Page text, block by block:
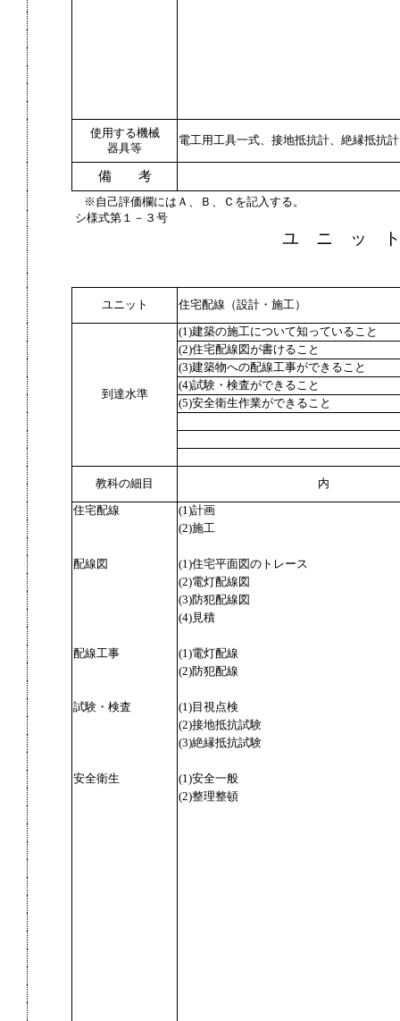
使用する機械
器具等
電工用工具一式、接地抵抗計、絶縁抵抗計
備 考
※自己評価欄にはＡ、Ｂ、Ｃを記入する。
シ様式第１－３号
ユ ニ ッ
ユニット 住宅配線（設計・施工）
到達水準
(1)建築の施工について知っていること
(2)住宅配線図が書けること
(3)建築物への配線工事ができること
(4)試験・検査ができること
(5)安全衛生作業ができること
教科の細目 内
住宅配線
(1)計画
(2)施工
配線図
(1)住宅平面図のトレース
(2)電灯配線図
(3)防犯配線図
(4)見積
配線工事
(1)電灯配線
(2)防犯配線
試験・検査
(1)目視点検
(2)接地抵抗試験
(3)絶縁抵抗試験
安全衛生
(1)安全一般
(2)整理整頓